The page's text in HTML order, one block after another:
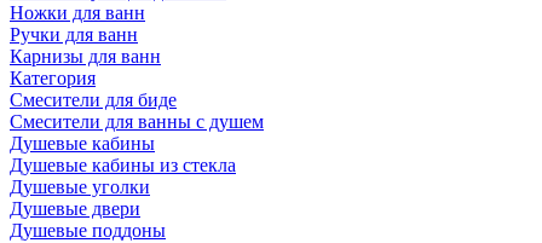
Ножки для ванн
Ручки для ванн
Карнизы для ванн
Категория
Смесители для биде
Смесители для ванны с душем
Душевые кабины
Душевые кабины из стекла
Душевые уголки
Душевые двери
Душевые поддоны